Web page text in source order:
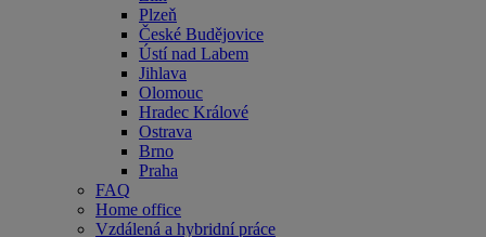
Plzeň
České Budějovice
Ústí nad Labem
Jihlava
Olomouc
Hradec Králové
Ostrava
Brno
Praha
FAQ
Home office
Vzdálená a hybridní práce